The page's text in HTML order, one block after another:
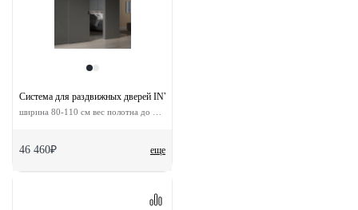
еще
Система для раздвижных дверей INVISIBLE-2 1100
46 460₽